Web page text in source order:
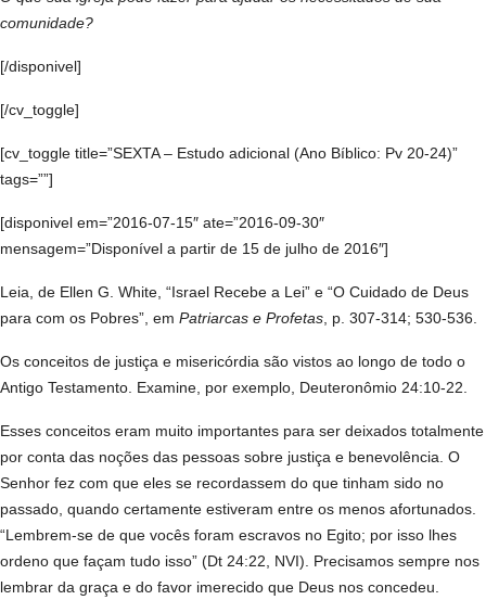
comunidade?
[/disponivel]
[/cv_toggle]
[cv_toggle title=”SEXTA – Estudo adicional (Ano Bíblico: Pv 20-24)”
tags=””]
[disponivel em=”2016-07-15″ ate=”2016-09-30″
mensagem=”Disponível a partir de 15 de julho de 2016″]
Leia, de Ellen G. White, “Israel Recebe a Lei” e “O Cuidado de Deus
para com os Pobres”, em Patriarcas e Profetas , p. 307-314; 530-536.
Os conceitos de justiça e misericórdia são vistos ao longo de todo o
Antigo Testamento. Examine, por exemplo, Deuteronômio 24:10-22.
Esses conceitos eram muito importantes para ser deixados totalmente
por conta das noções das pessoas sobre justiça e benevolência. O
Senhor fez com que eles se recordassem do que tinham sido no
passado, quando certamente estiveram entre os menos afortunados.
“Lembrem-se de que vocês foram escravos no Egito; por isso lhes
ordeno que façam tudo isso” (Dt 24:22, NVI). Precisamos sempre nos
lembrar da graça e do favor imerecido que Deus nos concedeu.